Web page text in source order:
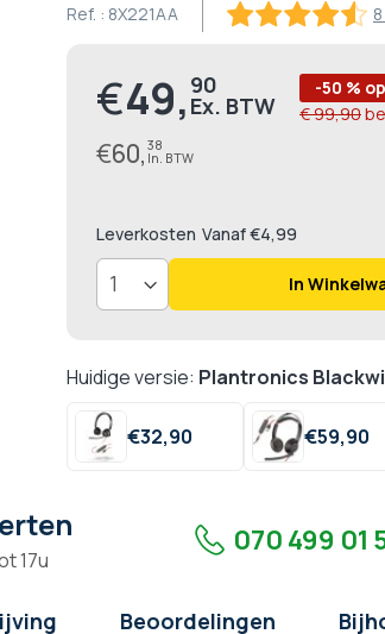
Ref. : 8X221AA
Prijs
€49, 90
€60, 38
-50 %
€ 99,90
Leverkosten Vanaf €4,99
In
Huidige versie: Plantronics
€32,90 €59,90
17u
070 499 01
Beoordelingen